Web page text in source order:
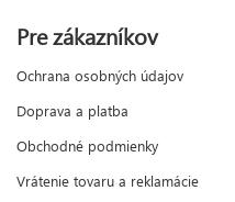
Pre zákazníkov
Ochrana osobných údajov
Doprava a platba
Obchodné podmienky
Vrátenie tovaru a reklamácie